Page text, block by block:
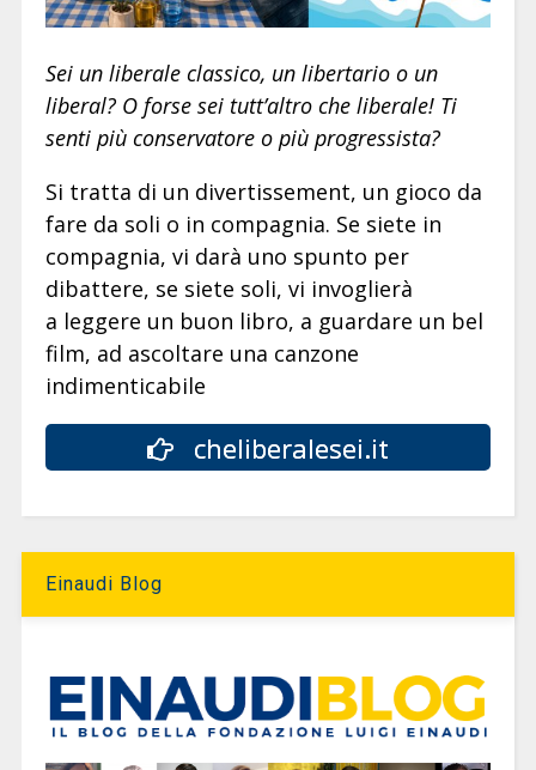
Sei un liberale classico, un libertario o un
liberal? O forse sei tutt’altro che liberale! Ti
senti più conservatore o più progressista?
Si tratta di un divertissement, un gioco da
fare da soli o in compagnia. Se siete in
compagnia, vi darà uno spunto per
dibattere, se siete soli, vi invoglierà
a leggere un buon libro, a guardare un bel
film, ad ascoltare una canzone
indimenticabile
cheliberalesei.it
Einaudi Blog